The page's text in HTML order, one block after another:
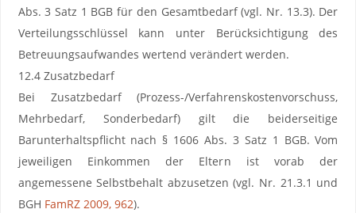
Abs. 3 Satz 1 BGB für den Gesamtbedarf (vgl. Nr. 13.3). Der
Verteilungsschlüssel kann unter Berücksichtigung des
Betreuungsaufwandes wertend verändert werden.
12.4 Zusatzbedarf
Bei Zusatzbedarf (Prozess-/Verfahrenskostenvorschuss,
Mehrbedarf, Sonderbedarf) gilt die beiderseitige
Barunterhaltspflicht nach § 1606 Abs. 3 Satz 1 BGB. Vom
jeweiligen Einkommen der Eltern ist vorab der
angemessene Selbstbehalt abzusetzen (vgl. Nr. 21.3.1 und
BGH FamRZ 2009, 962).